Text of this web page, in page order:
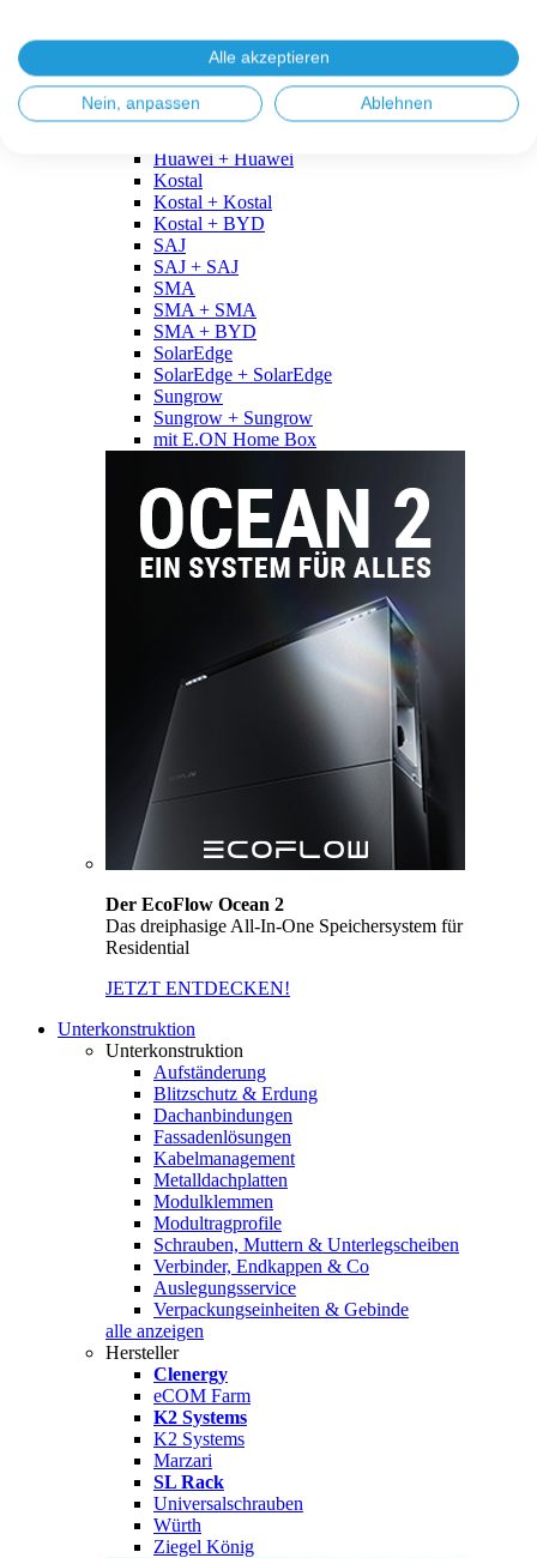
Fronius + BYD
GoodWe
GoodWe + GoodWe
GoodWe + BYD
Huawei + Huawei
Kostal
Kostal + Kostal
Kostal + BYD
SAJ
SAJ + SAJ
SMA
SMA + SMA
SMA + BYD
SolarEdge
SolarEdge + SolarEdge
Sungrow
Sungrow + Sungrow
mit E.ON Home Box
Der EcoFlow Ocean 2
Das dreiphasige All-In-One Speichersystem für
Residential
JETZT ENTDECKEN!
Unterkonstruktion
Unterkonstruktion
Aufständerung
Blitzschutz & Erdung
Dachanbindungen
Fassadenlösungen
Kabelmanagement
Metalldachplatten
Modulklemmen
Modultragprofile
Schrauben, Muttern & Unterlegscheiben
Verbinder, Endkappen & Co
Auslegungsservice
Verpackungseinheiten & Gebinde
alle anzeigen
Hersteller
Clenergy
eCOM Farm
K2 Systems
K2 Systems
Marzari
SL Rack
Universalschrauben
Würth
Ziegel König
Alle akzeptieren
Nein, anpassen Ablehnen